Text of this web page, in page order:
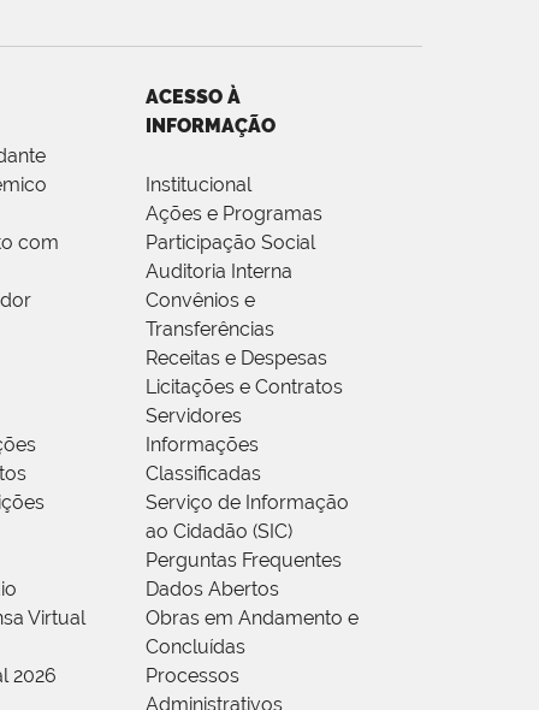
com
Virtual
2026
ACESSO À
INFORMAÇÃO
Institucional
Ações e Programas
Participação Social
Auditoria Interna
Convênios e
Transferências
Receitas e Despesas
Licitações e Contratos
Servidores
Informações
Classificadas
Serviço de Informação
ao Cidadão (SIC)
Perguntas Frequentes
Dados Abertos
Obras em Andamento e
Concluídas
Processos
Administrativos